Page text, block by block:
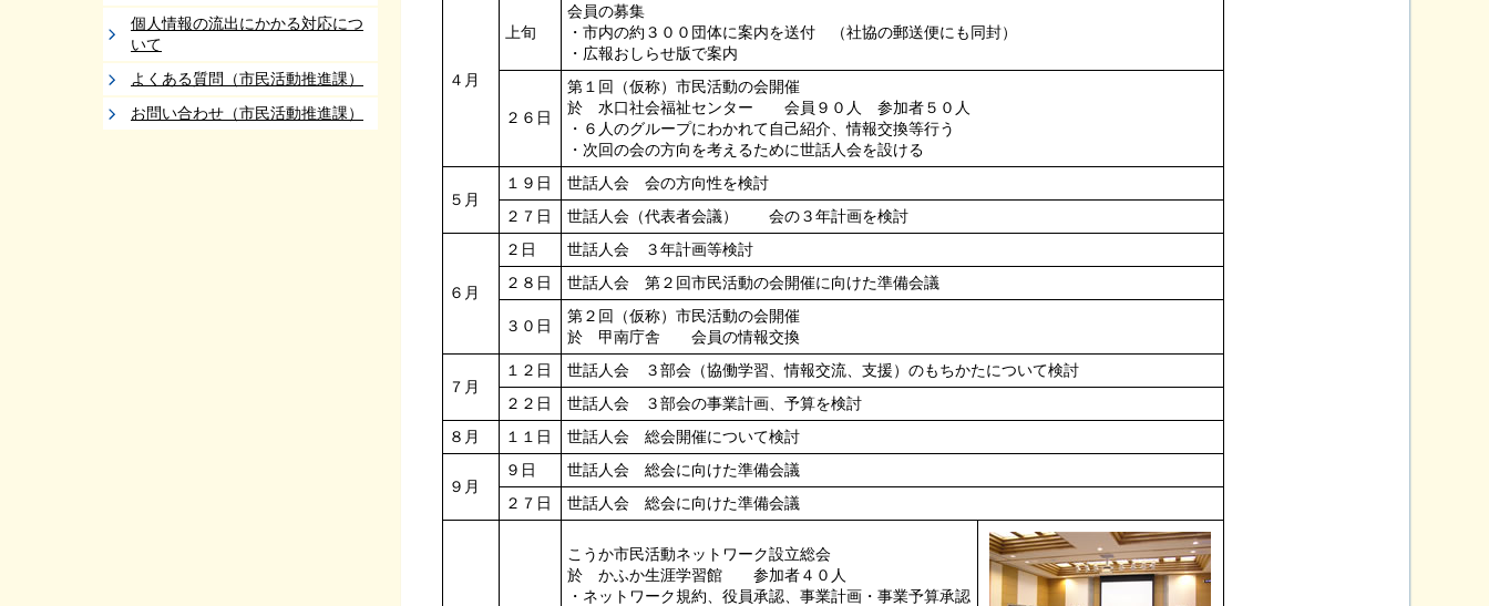
個人情報の流出にかかる対応につ
いて
よくある質問（市民活動推進課）
お問い合わせ（市民活動推進課）
４月
上旬
会員の募集
・市内の約３００団体に案内を送付 （社協の郵送便にも同封）
・広報おしらせ版で案内
２６日
第１回（仮称）市民活動の会開催
於 水口社会福祉センター 会員９０人 参加者５０人
・６人のグループにわかれて自己紹介、情報交換等行う
・次回の会の方向を考えるために世話人会を設ける
５月
１９日
世話人会 会の方向性を検討
２７日
世話人会（代表者会議） 会の３年計画を検討
６月
２日
世話人会 ３年計画等検討
２８日
世話人会 第２回市民活動の会開催に向けた準備会議
３０日
第２回（仮称）市民活動の会開催
於 甲南庁舎 会員の情報交換
７月
１２日
世話人会 ３部会（協働学習、情報交流、支援）のもちかたについて検討
２２日
世話人会 ３部会の事業計画、予算を検討
８月
１１日 世話人会 総会開催について検討
９月
９日
世話人会 総会に向けた準備会議
２７日
世話人会 総会に向けた準備会議
こうか市民活動ネットワーク設立総会
於 かふか生涯学習館 参加者４０人
・ネットワーク規約、役員承認、事業計画・事業予算承認